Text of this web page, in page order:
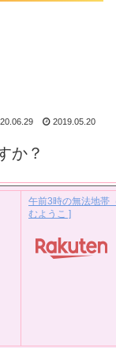
2019.05.20
か？
午前3時の無法地帯
むようこ ]